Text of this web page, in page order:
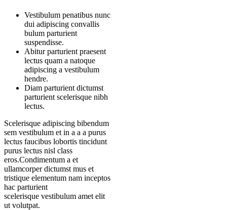
Vestibulum penatibus nunc
dui adipiscing convallis
bulum parturient
suspendisse.
Abitur parturient praesent
lectus quam a natoque
adipiscing a vestibulum
hendre.
Diam parturient dictumst
parturient scelerisque nibh
lectus.
Scelerisque adipiscing bibendum
sem vestibulum et in a a a purus
lectus faucibus lobortis tincidunt
purus lectus nisl class
eros.Condimentum a et
ullamcorper dictumst mus et
tristique elementum nam inceptos
hac parturient
scelerisque vestibulum amet elit
ut volutpat.